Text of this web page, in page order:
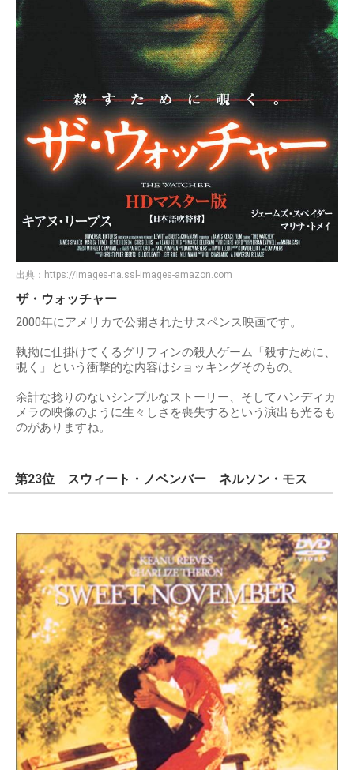
出典： https://images-na.ssl-images-amazon.com
ザ・ウォッチャー
2000年にアメリカで公開されたサスペンス映画です。
執拗に仕掛けてくるグリフィンの殺人ゲーム「殺すために、
覗く」という衝撃的な内容はショッキングそのもの。
余計な捻りのないシンプルなストーリー、そしてハンディカ
メラの映像のように生々しさを喪失するという演出も光るも
のがありますね。
第23位 スウィート・ノベンバー ネルソン・モス